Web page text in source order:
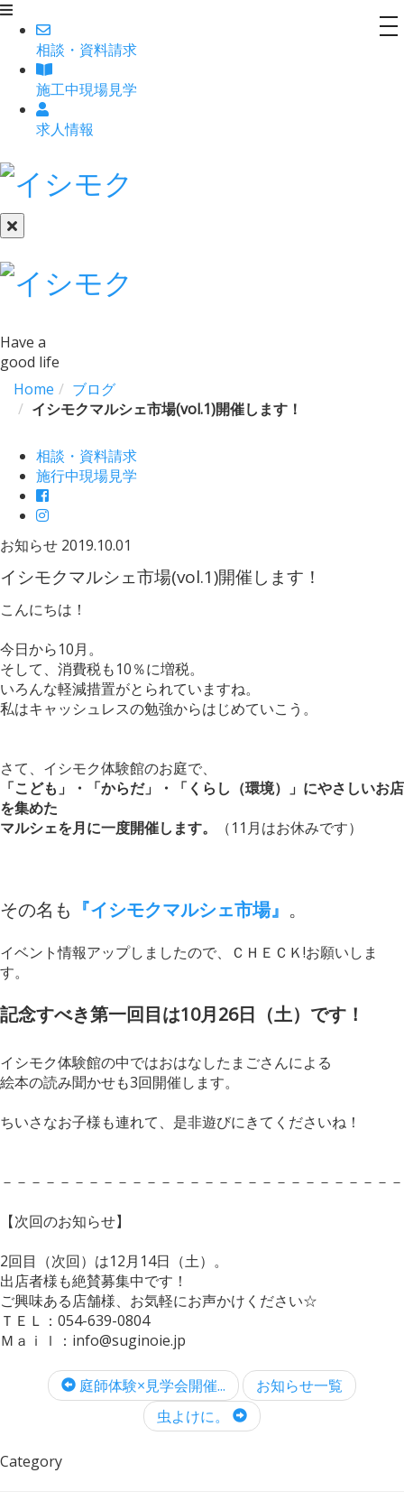
相談 ・ 資料請求
施工中現場見学
求人情報
Have a
good life
Home
ブログ
イシモクマルシェ市場(vol.1)開催します！
相談・資料請求
施行中現場見学
お知らせ 2019.10.01
イシモクマルシェ市場(vol.1)開催します！
こんにちは！
今日から10月。
そして、消費税も10％に増税。
いろんな軽減措置がとられていますね。
私はキャッシュレスの勉強からはじめていこう。
さて、イシモク体験館のお庭で、
「こども」・「からだ」・「くらし（環境）」にやさしいお店
を集めた
マルシェを月に一度開催します。
（11月はお休みです）
その名も 『イシモクマルシェ市場』 。
イベント情報アップしましたので、ＣＨＥＣＫ!お願いしま
す。
記念すべき第一回目は10月26日（土）です！
イシモク体験館の中ではおはなしたまごさんによる
絵本の読み聞かせも3回開催します。
ちいさなお子様も連れて、是非遊びにきてくださいね！
－－－－－－－－－－－－－－－－－－－－－－－－－－－－
【次回のお知らせ】
2回目（次回）は12月14日（土）。
出店者様も絶賛募集中です！
ご興味ある店舗様、お気軽にお声かけください☆
ＴＥＬ：054-639-0804
Ｍａｉｌ：info@suginoie.jp
庭師体験×見学会開催...
お知らせ一覧
虫よけに。
Category